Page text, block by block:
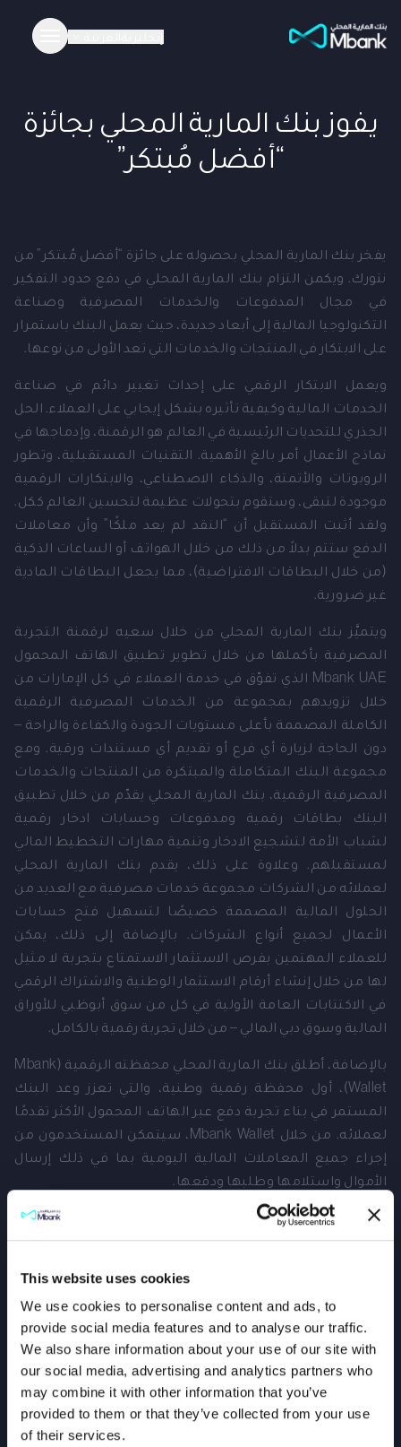
This website uses cookies
We use cookies to personalise content and ads, to
provide social media features and to analyse our traffic.
We also share information about your use of our site with
our social media, advertising and analytics partners who
may combine it with other information that you’ve
provided to them or that they’ve collected from your use
of their services.
يفوز بنك المارية المحلي بجائزة
“أفضل مُبتكر”
يفخر بنك المارية المحلي بحصوله على جائزة “أفضل مُبتكر” من
نتورك. ويكمن التزام بنك المارية المحلي في دفع حدود التفكير
في مجال المدفوعات والخدمات المصرفية وصناعة
التكنولوجيا المالية إلى أبعاد جديدة، حيث يعمل البنك باستمرار
على الابتكار في المنتجات والخدمات التي تعد الأولى من نوعها.
ويعمل الابتكار الرقمي على إحداث تغيير دائم في صناعة
الخدمات المالية وكيفية تأثيره بشكل إيجابي على العملاء. الحل
الجذري للتحديات الرئيسية في العالم هو الرقمنة، وإدماجها في
نماذج الأعمال أمر بالغ الأهمية. التقنيات المستقبلية، وتطور
الروبوتات والأتمتة، والذكاء الاصطناعي، والابتكارات الرقمية
موجودة لتبقى، وستقوم بتحولات عظيمة لتحسين العالم ككل.
ولقد أثبت المستقبل أن “النقد لم يعد ملكًا” وأن معاملات
الدفع ستتم بدلاً من ذلك من خلال الهواتف أو الساعات الذكية
(من خلال البطاقات الافتراضية)، مما يجعل البطاقات المادية
غير ضرورية.
ويتميَّز بنك المارية المحلي من خلال سعيه لرقمنة التجربة
المصرفية بأكملها من خلال تطوير تطبيق الهاتف المحمول
Mbank UAE الذي تفوّق في خدمة العملاء في كل الإمارات من
خلال تزويدهم بمجموعة من الخدمات المصرفية الرقمية
الكاملة المصممة بأعلى مستويات الجودة والكفاءة والراحة –
دون الحاجة لزيارة أي فرع أو تقديم أي مستندات ورقية. ومع
مجموعة البنك المتكاملة والمبتكرة من المنتجات والخدمات
المصرفية الرقمية، بنك المارية المحلي يقدّم من خلال تطبيق
البنك بطاقات رقمية ومدفوعات وحسابات ادخار رقمية
لشباب الأمة لتشجيع الادخار وتنمية مهارات التخطيط المالي
لمستقبلهم. وعلاوة على ذلك، يقدم بنك المارية المحلي
لعملائه من الشركات مجموعة خدمات مصرفية مع العديد من
الحلول المالية المصممة خصيصًا لتسهيل فتح حسابات
الأعمال لجميع أنواع الشركات. بالإضافة إلى ذلك، يمكن
للعملاء المهتمين بفرص الاستثمار الاستمتاع بتجربة لا مثيل
لها من خلال إنشاء أرقام الاستثمار الوطنية والاشتراك الرقمي
في الاكتتابات العامة الأولية في كل من سوق أبوظبي للأوراق
المالية وسوق دبي المالي – من خلال تجربة رقمية بالكامل.
بالإضافة، أطلق بنك المارية المحلي محفظته الرقمية (Mbank
Wallet)، أول محفظة رقمية وطنية، والتي تعزز وعد البنك
المستمر في بناء تجربة دفع عبر الهاتف المحمول الأكثر تقدمًا
لعملائه. من خلال Mbank Wallet، سيتمكن المستخدمون من
إجراء جميع المعاملات المالية اليومية بما في ذلك إرسال
الأموال واستلامها وطلبها ودفعها.
قم بتنزيل تطبيق
Mbank UAE الآن!